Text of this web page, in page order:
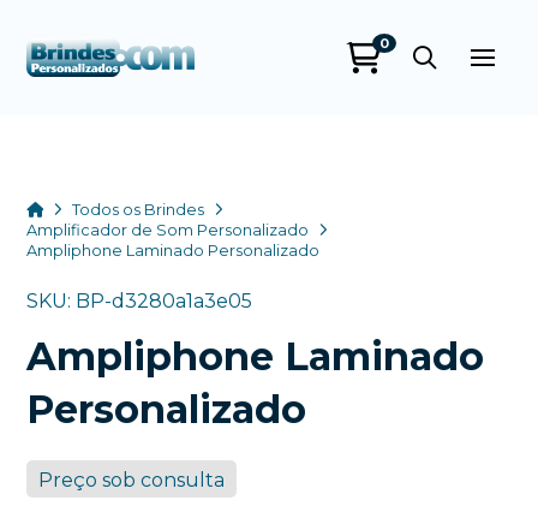
0
HomeTodos os Brindes
Amplificador de Som Personalizado
Ampliphone Laminado Personalizado
SKU: BP-d3280a1a3e05
Ampliphone Laminado
Personalizado
Preço sob consulta
+55